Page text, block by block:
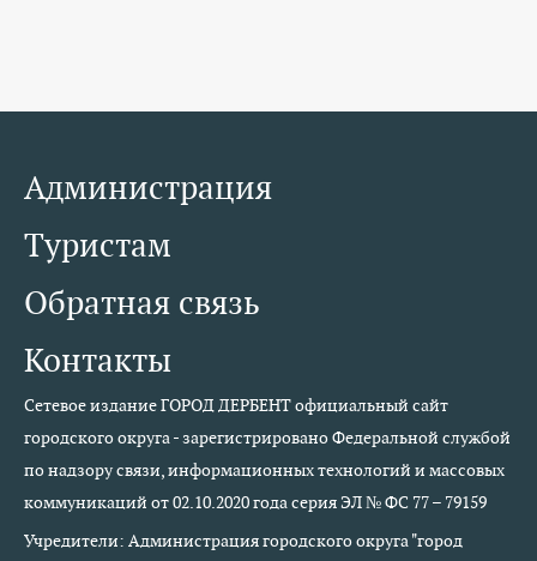
Администрация
Туристам
Обратная связь
Контакты
Сетевое издание ГОРОД ДЕРБЕНТ официальный сайт
городского округа - зарегистрировано Федеральной службой
по надзору связи, информационных технологий и массовых
коммуникаций от 02.10.2020 года серия ЭЛ № ФС 77 – 79159
Учредители: Администрация городского округа "город